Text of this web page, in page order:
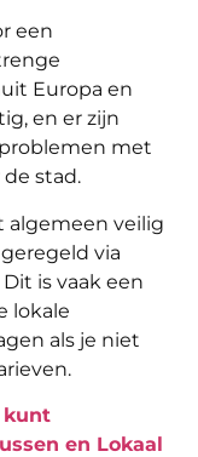
een
Europa en
en er zijn
met
stad.
algemeen veilig
via
is vaak een
lokale
als je niet
kunt
en Lokaal